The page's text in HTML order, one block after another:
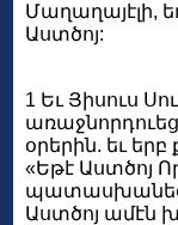
Մաղաղայէլի,
Աստծոյ:
1 Եւ Յիսուս
օրերին. եւ
«Եթէ Աստծոյ
պատասխանեց
Աստծոյ ամէն